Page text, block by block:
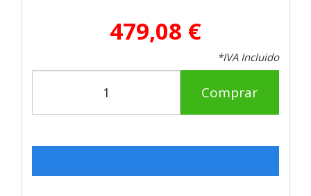
479,08 €
*IVA Incluido
Comprar